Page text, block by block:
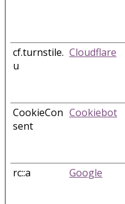
cf.turnstile.
u
Cloudflare
CookieCon
sent
Cookiebot
rc::a Google